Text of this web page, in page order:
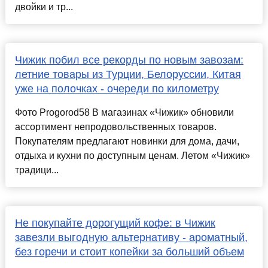
двойки и тр...
Чижик побил все рекорды по новым завозам:
летние товары из Турции, Белоруссии, Китая
уже на полочках - очереди по километру
Фото Progorod58 В магазинах «Чижик» обновили
ассортимент непродовольственных товаров.
Покупателям предлагают новинки для дома, дачи,
отдыха и кухни по доступным ценам. Летом «Чижик»
традици...
Не покупайте дорогущий кофе: в Чижик
завезли выгодную альтернативу - ароматный,
без горечи и стоит копейки за больший объем